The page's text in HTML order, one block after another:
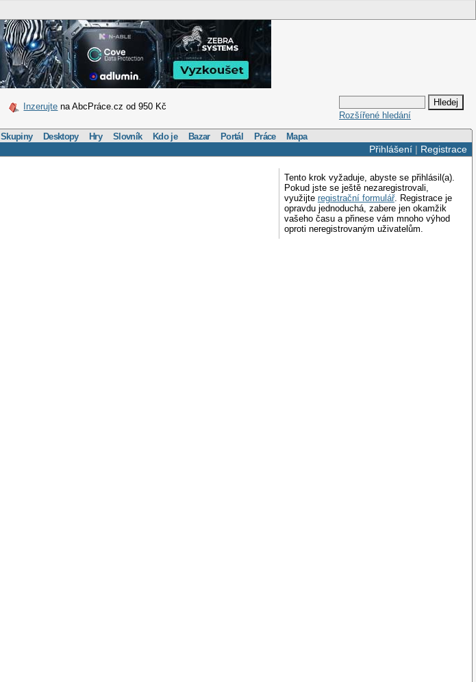
Inzerujte na AbcPráce.cz od 950 Kč
Rozšířené hledání
Skupiny Desktopy Hry Slovník Kdo je Bazar Portál Práce Mapa
Přihlášení| Registrace
Tento krok vyžaduje, abyste se přihlásil(a).
Pokud jste se ještě nezaregistrovali,
využijte registrační formulář. Registrace je
opravdu jednoduchá, zabere jen okamžik
vašeho času a přinese vám mnoho výhod
oproti neregistrovaným uživatelům.